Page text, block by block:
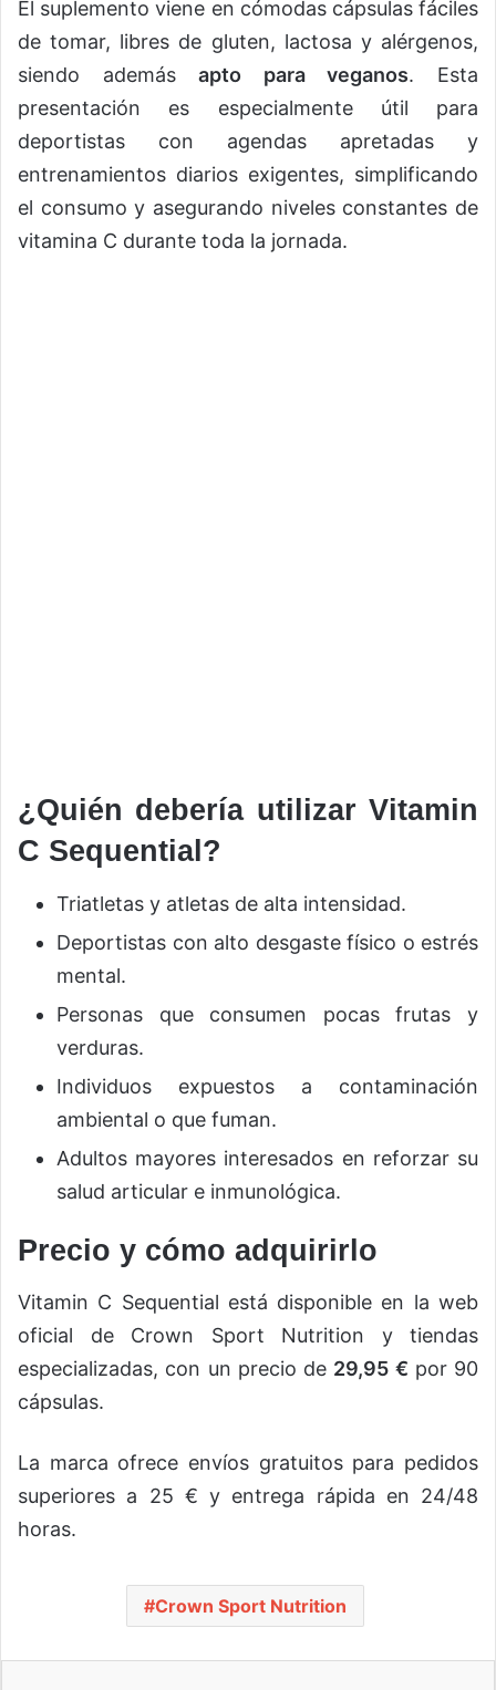
El suplemento viene en cómodas cápsulas fáciles
de tomar, libres de gluten, lactosa y alérgenos,
siendo ademásapto para veganos. Esta
presentación es especialmente útil para
deportistas con agendas apretadas y
entrenamientos diarios exigentes, simplificando
el consumo y asegurando niveles constantes de
vitamina C durante toda la jornada.
¿Quién debería utilizar Vitamin
C Sequential?
Triatletas y atletas de alta intensidad.
Deportistas con alto desgaste físico o estrés
mental.
Personas que consumen pocas frutas y
verduras.
Individuos expuestos a contaminación
ambiental o que fuman.
Adultos mayores interesados en reforzar su
salud articular e inmunológica.
Precio y cómo adquirirlo
Vitamin C Sequential está disponible en la web
oficial de Crown Sport Nutrition y tiendas
especializadas, con un precio de 29,95 € por 90
cápsulas.
La marca ofrece envíos gratuitos para pedidos
superiores a 25 € y entrega rápida en 24/48
horas.
Crown Sport Nutrition